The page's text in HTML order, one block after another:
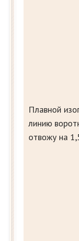
Плавной
линию
отвожу на